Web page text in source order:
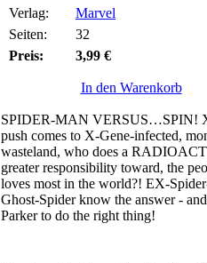
Verlag:
Marvel
Seiten:
32
Preis:
3,99 €
In den Warenkorb
SPIDER-MAN VERSUS…SPIN!
push comes to X-Gene-infected,
wasteland, who does a
greater responsibility toward, the
loves most in the world?! EX-
Ghost-Spider know the answer -
Parker to do the right thing!